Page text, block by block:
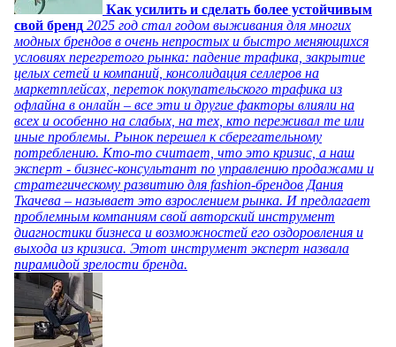
Как усилить и сделать более устойчивым
свой бренд 2025 год стал годом выживания для многих
модных брендов в очень непростых и быстро меняющихся
условиях перегретого рынка: падение трафика, закрытие
целых сетей и компаний, консолидация селлеров на
маркетплейсах, переток покупательского трафика из
офлайна в онлайн – все эти и другие факторы влияли на
всех и особенно на слабых, на тех, кто переживал те или
иные проблемы. Рынок перешел к сберегательному
потреблению. Кто-то считает, что это кризис, а наш
эксперт - бизнес-консультант по управлению продажами и
стратегическому развитию для fashion-брендов Дания
Ткачева – называет это взрослением рынка. И предлагает
проблемным компаниям свой авторский инструмент
диагностики бизнеса и возможностей его оздоровления и
выхода из кризиса. Этот инструмент эксперт назвала
пирамидой зрелости бренда.